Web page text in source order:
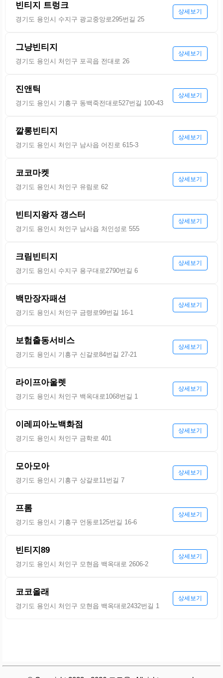
빈티지 트렁크
경기도 용인시 수지구 광교중앙로295번길 25
상세보기
그냥빈티지
경기도 용인시 처인구 포곡읍 전대로 26
상세보기
진앤틱
경기도 용인시 기흥구 동백죽전대로527번길 100-43
상세보기
깔롱빈티지
경기도 용인시 처인구 남사읍 어진로 615-3
상세보기
코코마켓
경기도 용인시 처인구 유림로 62
상세보기
빈티지왕자 갱스터
경기도 용인시 처인구 남사읍 처인성로 555
상세보기
크림빈티지
경기도 용인시 수지구 용구대로2790번길 6
상세보기
백만장자패션
경기도 용인시 처인구 금령로99번길 16-1
상세보기
보험출동서비스
경기도 용인시 기흥구 신갈로84번길 27-21
상세보기
라이프아울렛
경기도 용인시 처인구 백옥대로1068번길 1
상세보기
이레피아노백화점
경기도 용인시 처인구 금학로 401
상세보기
모아모아
경기도 용인시 기흥구 상갈로11번길 7
상세보기
프롬
경기도 용인시 기흥구 언동로125번길 16-6
상세보기
빈티지89
경기도 용인시 처인구 모현읍 백옥대로 2606-2
상세보기
코코올래
경기도 용인시 처인구 모현읍 백옥대로2432번길 1
상세보기